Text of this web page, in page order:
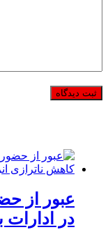
عبور از
در ادارات